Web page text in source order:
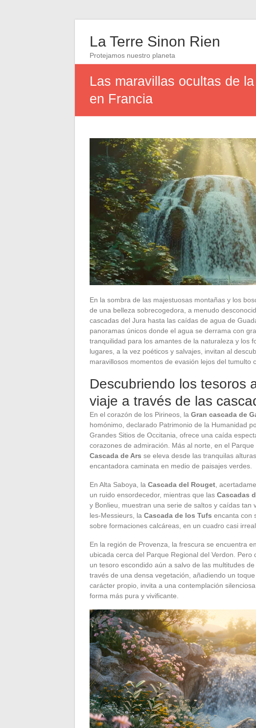
La Terre Sinon Rien
Protejamos nuestro planeta
Las maravillas ocultas de
en Francia
En la sombra de las majestuosas montañas y los
de una belleza sobrecogedora, a menudo
cascadas del Jura hasta las caídas de agua de
panoramas únicos donde el agua se derrama con
tranquilidad para los amantes de la naturaleza y los
lugares, a la vez poéticos y salvajes, invitan al
maravillosos momentos de evasión lejos del tumulto
Descubriendo los tesoros
viaje a través de las
En el corazón de los Pirineos, la Gran cascada de
homónimo, declarado Patrimonio de la Humanidad
Grandes Sitios de Occitania, ofrece una caída
corazones de admiración. Más al norte, en el
Cascada de Ars se eleva desde las tranquilas
encantadora caminata en medio de paisajes verdes.
En Alta Saboya, la Cascada del Rouget ,
un ruido ensordecedor, mientras que las Cascadas
y Bonlieu, muestran una serie de saltos y caídas tan
les-Messieurs, la Cascada de los Tufs encanta con
sobre formaciones calcáreas, en un cuadro casi irreal.
En la región de Provenza, la frescura se encuentra
ubicada cerca del Parque Regional del Verdon.
un tesoro escondido aún a salvo de las multitudes
través de una densa vegetación, añadiendo un
carácter propio, invita a una contemplación
forma más pura y vivificante.